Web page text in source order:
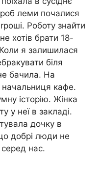
леми почалися
Роботу знайти
хотів брати 18-
Коли я залишилася
біля
бачила. На
начальниця кафе.
історію. Жінка
у неї в закладі.
дочку в
добрі люди не
нас.